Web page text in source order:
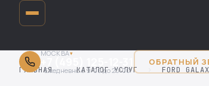
МОСКВА▾
Ежедневно с 9:00 до 20:00
ОБРАТНЫЙ
ГЛАВНАЯ › КАТАЛОГ УСЛУГ FORD